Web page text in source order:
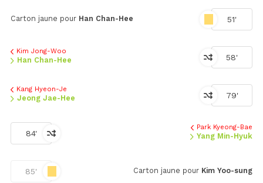
51'
Carton jaune pour Han Chan-Hee
58'
Kim Jong-Woo
Han Chan-Hee
79'
Kang Hyeon-Je
Jeong Jae-Hee
84'
Park Kyeong-Bae
Yang Min-Hyuk
85' Carton jaune pour Kim Yoo-sung